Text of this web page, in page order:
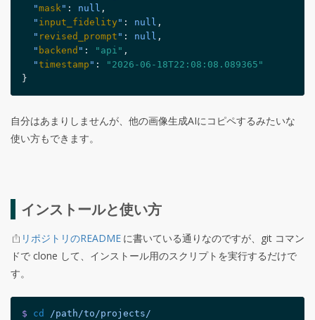
  "
mask " : null ,
  "
input_fidelity " : null ,
  "
revised_prompt " : null ,
  "
backend " : "api" ,
  "
timestamp " :
"2026-06-18T22:08:08.089365"
}
自分はあまりしませんが、他の画像生成AIにコピペするみたいな
使い方もできます。
インストールと使い方
リポジトリのREADME に書いている通りなのですが、git コマン
ドで clone して、インストール用のスクリプトを実行するだけで
す。
$ cd
/path/to/projects/